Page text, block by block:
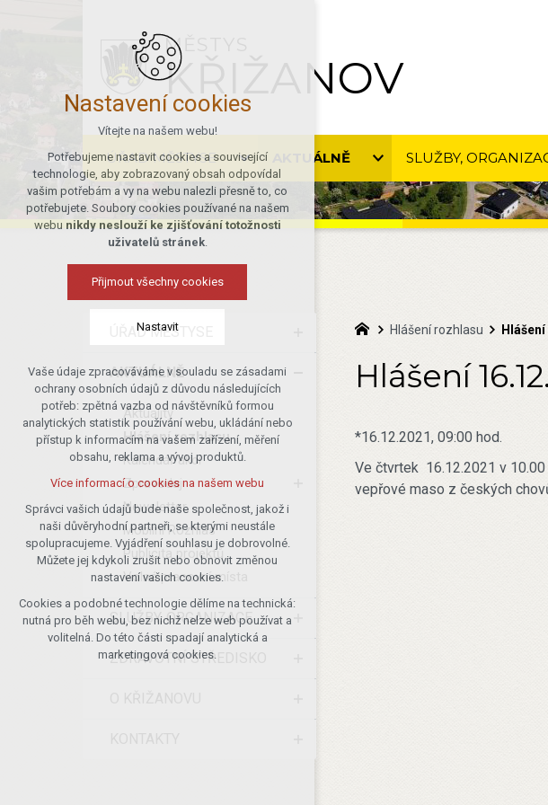
MĚSTYS
KŘIŽANOV
ÚŘAD MĚSTYSE AKTUÁLNĚ SLUŽBY,
ÚŘAD MĚSTYSE
AKTUÁLNĚ
Aktuality
Hlášení rozhlasu
Kalendář akcí
Zpravodaj
Newsletter
Mobilní Rozhlas
Publicita projektů
Volná pracovní místa
SLUŽBY, ORGANIZACE
ZDRAVOTNÍ STŘEDISKO
Hlášení rozhlasu
Hlášení
*16.12.2021, 09:00 hod.
Ve čtvrtek 16.12.2021 v
vepřové maso z českých
Nastavení cookies
Vítejte na našem webu!
Potřebujeme nastavit cookies a související
technologie, aby zobrazovaný obsah odpovídal
vašim potřebám a vy na webu nalezli přesně to, co
potřebujete. Soubory cookies používané na našem
webu nikdy neslouží ke zjišťování totožnosti
uživatelů stránek.
Přijmout všechny cookies
Nastavit
Technická cookies
nutná pro provozování webu
udržení kontextu stránek (session):
případná přihlášení, volby jazyka, apod.
Volitelná cookies
analytická pro anonymizované
vyhodnocení návštěvnosti
marketingová cookies (Google)
Více informací o cookies na našem webu
Přijmout všechny cookies
Odmítnout vše
Vaše údaje zpracováváme v souladu se zásadami
ochrany osobních údajů z důvodu následujících
potřeb: zpětná vazba od návštěvníků formou
analytických statistik používání webu, ukládání nebo
přístup k informacím na vašem zařízení, měření
obsahu, reklama a vývoj produktů.
Více informací o cookies na našem webu
Správci vašich údajů bude naše společnost, jakož i
naši důvěryhodní partneři, se kterými neustále
spolupracujeme. Vyjádření souhlasu je dobrovolné.
Můžete jej kdykoli zrušit nebo obnovit změnou
nastavení vašich cookies.
Cookies a podobné technologie dělíme na technická:
nutná pro běh webu, bez nichž nelze web používat a
volitelná. Do této části spadají analytická a
marketingová cookies.